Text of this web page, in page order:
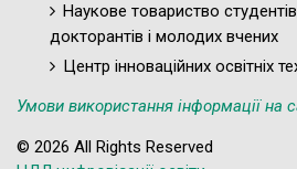
Наукове товариство студентів,
докторантів і молодих вчених
Центр інноваційних освітніх
Умови використання інформації на
© 2026 All Rights Reserved